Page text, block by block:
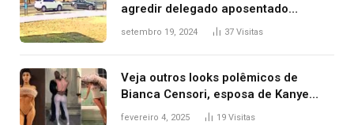
agredir delegado aposentado
durante confusão no trânsito
setembro 19, 2024 37 Visitas
Veja outros looks polêmicos de
Bianca Censori, esposa de Kanye
West que apareceu nua no Grammy
fevereiro 4, 2025 19 Visitas